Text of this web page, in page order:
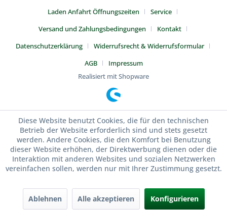
Laden Anfahrt Öffnungszeiten
Service
Versand und Zahlungsbedingungen
Kontakt
Datenschutzerklärung
Widerrufsrecht & Widerrufsformular
AGB
Impressum
Realisiert mit Shopware
Diese Website benutzt Cookies, die für den technischen
Betrieb der Website erforderlich sind und stets gesetzt
werden. Andere Cookies, die den Komfort bei Benutzung
dieser Website erhöhen, der Direktwerbung dienen oder die
Interaktion mit anderen Websites und sozialen Netzwerken
vereinfachen sollen, werden nur mit Ihrer Zustimmung gesetzt.
Ablehnen Alle akzeptieren Konfigurieren